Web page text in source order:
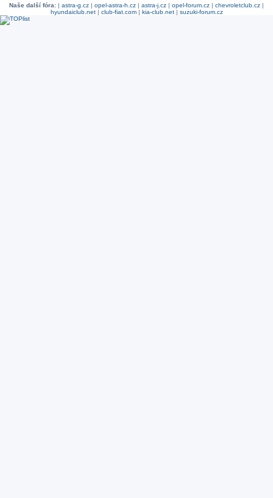
Naše další fóra: | astra-g.cz | opel-astra-h.cz | astra-j.cz | opel-forum.cz | chevroletclub.cz |
hyundaiclub.net| club-fiat.com| kia-club.net| suzuki-forum.cz